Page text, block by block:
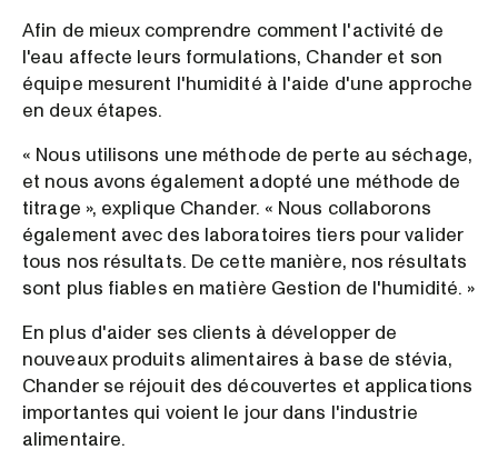
Afin de mieux comprendre comment l'activité de
l'eau affecte leurs formulations, Chander et son
équipe mesurent l'humidité à l'aide d'une approche
en deux étapes.
« Nous utilisons une méthode de perte au séchage,
et nous avons également adopté une méthode de
titrage », explique Chander. « Nous collaborons
également avec des laboratoires tiers pour valider
tous nos résultats. De cette manière, nos résultats
sont plus fiables en matière Gestion de l'humidité. »
En plus d'aider ses clients à développer de
nouveaux produits alimentaires à base de stévia,
Chander se réjouit des découvertes et applications
importantes qui voient le jour dans l'industrie
alimentaire.